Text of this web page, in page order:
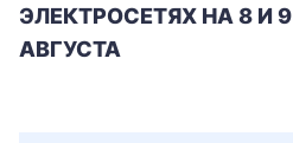
ЭЛЕКТРОСЕТЯХ НА 8 И 9
АВГУСТА